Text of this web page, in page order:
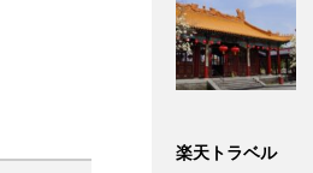
楽天トラベル